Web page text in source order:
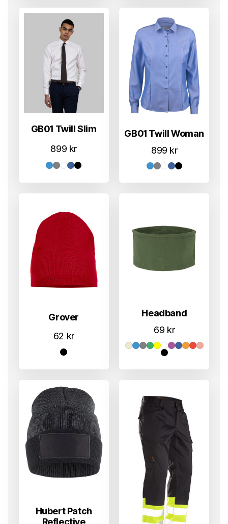
GB01 Twill Slim
899 kr
GB01 Twill Woman
899 kr
Grover
62 kr
Headband
69 kr
Hubert Patch
Reflective